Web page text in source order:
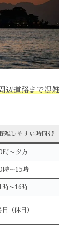
辺道路まで混雑
雑しやすい時間帯
時〜夕方
時〜15時
時〜16時
日（休日）